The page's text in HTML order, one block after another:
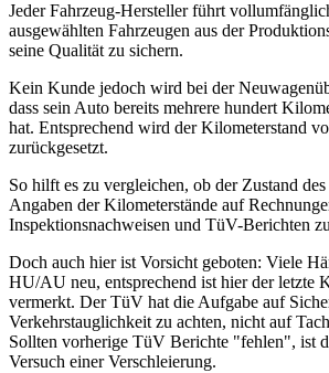
Jeder Fahrzeug-Hersteller führt
ausgewählten Fahrzeugen aus der
seine Qualität zu sichern.
Kein Kunde jedoch wird bei der
dass sein Auto bereits mehrere hundert
hat. Entsprechend wird der Kilometerstand
zurückgesetzt.
So hilft es zu vergleichen, ob der Zustand
Angaben der Kilometerstände auf
Inspektionsnachweisen und TüV-Berichten
Doch auch hier ist Vorsicht geboten: Viele
HU/AU neu, entsprechend ist hier der letzte
vermerkt. Der TüV hat die Aufgabe auf
Verkehrstauglichkeit zu achten, nicht auf
Sollten vorherige TüV Berichte "fehlen", ist
Versuch einer Verschleierung.